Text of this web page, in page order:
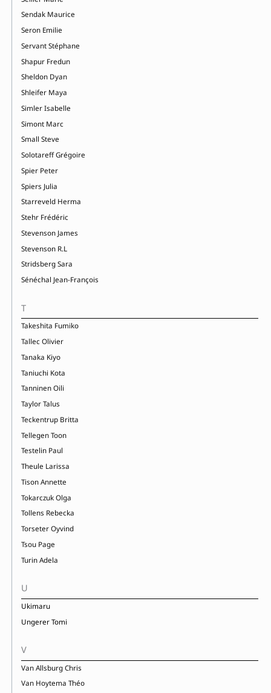
Sendak Maurice
Seron Emilie
Servant Stéphane
Shapur Fredun
Sheldon Dyan
Shleifer Maya
Simler Isabelle
Simont Marc
Small Steve
Solotareff Grégoire
Spier Peter
Spiers Julia
Starreveld Herma
Stehr Frédéric
Stevenson James
Stevenson R.L
Stridsberg Sara
Sénéchal Jean-François
T
Takeshita Fumiko
Tallec Olivier
Tanaka Kiyo
Taniuchi Kota
Tanninen Oili
Taylor Talus
Teckentrup Britta
Tellegen Toon
Testelin Paul
Theule Larissa
Tison Annette
Tokarczuk Olga
Tollens Rebecka
Torseter Oyvind
Tsou Page
Turin Adela
U
Ukimaru
Ungerer Tomi
V
Van Allsburg Chris
Van Hoytema Théo